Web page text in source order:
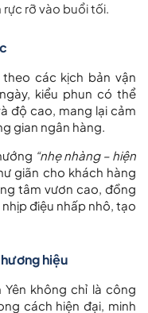
rỡ vào buổi tối.
các kịch bản vận
kiểu phun có thể
độ cao, mang lại cảm
gian ngân hàng.
“nhẹ nhàng – hiện
giãn cho khách hàng
tâm vươn cao, đồng
điệu nhấp nhô, tạo
hiệu
Yên không chỉ là công
cách hiện đại, minh